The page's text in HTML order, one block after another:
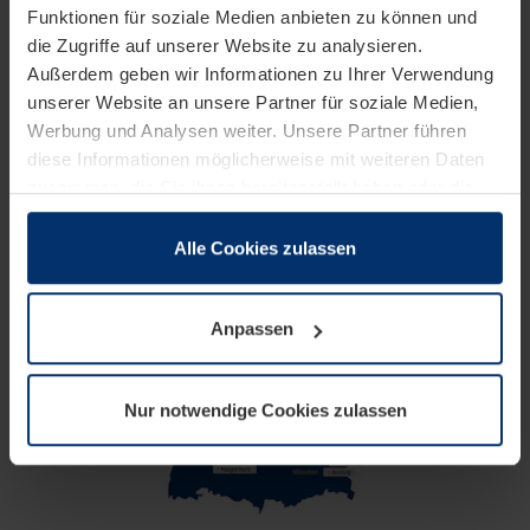
Funktionen für soziale Medien anbieten zu können und
die Zugriffe auf unserer Website zu analysieren.
Außerdem geben wir Informationen zu Ihrer Verwendung
unserer Website an unsere Partner für soziale Medien,
Werbung und Analysen weiter. Unsere Partner führen
diese Informationen möglicherweise mit weiteren Daten
sie im Rahmen Ihrer Nutzung der Dienste gesammelt
wenn diese für den Betrieb dieser Seite unbedingt
notwendig sind. Für alle anderen Cookie-Typen benötigen
wir Ihre Erlaubnis. Ihre Einwilligung können Sie jederzeit
Datenschutzerklärungunserer Website ändern oder
widerrufen.
Alle Cookies zulassen
Anpassen
Nur notwendige Cookies zulassen
als 30 Standorten Expert:innen aus den
unterschiedlichen Fachbereichen aktiv.